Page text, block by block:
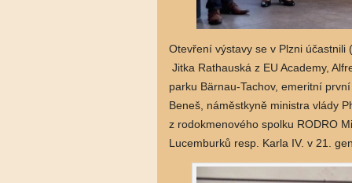
Otevření výstavy se v Plzni
Jitka Rathauská z EU Academy,
parku Bärnau-Tachov, emeritní
Beneš, náměstkyně ministra vlády
z rodokmenového spolku RODRO
Lucemburků resp. Karla IV. v 21.